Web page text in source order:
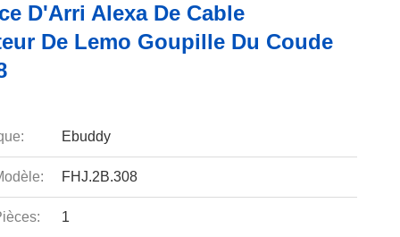
D'Arri Alexa De Cable
De Lemo Goupille Du Coude
Ebuddy
FHJ.2B.308
1